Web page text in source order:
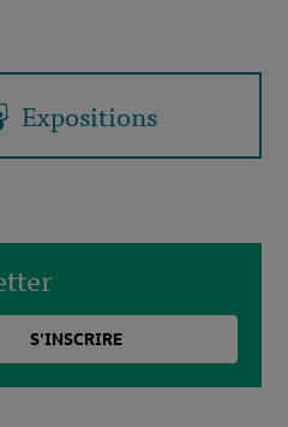
Expositions
S'INSCRIRE